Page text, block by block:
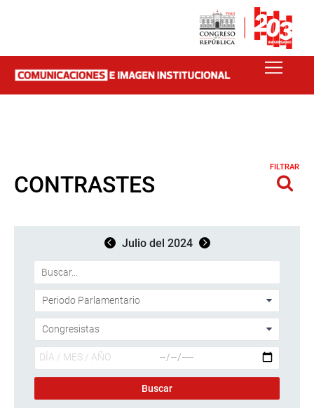
CONTRASTES
FILTRAR
Julio del 2024